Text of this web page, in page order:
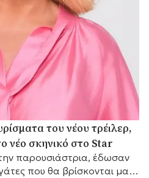
του νέου τρέιλερ,
νέο σκηνικό στο Star
παρουσιάστρια, έδωσαν
που θα βρίσκονται μαζί